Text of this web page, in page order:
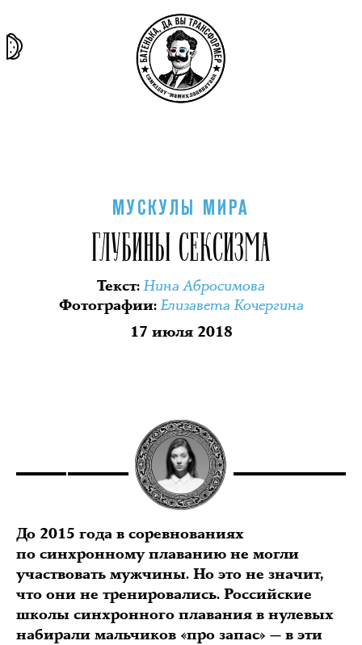
МУСКУЛЫ МИРА
ГЛУБИНЫ СЕКСИЗМА
Текст:Нина Абросимова
Фотографии:Елизавета Кочергина
17 июля 2018
До 2015 года в соревнованиях
по синхронному плаванию не могли
участвовать мужчины. Но это не значит,
что они не тренировались. Российские
школы синхронного плавания в нулевых
набирали мальчиков «про запас» — в эти